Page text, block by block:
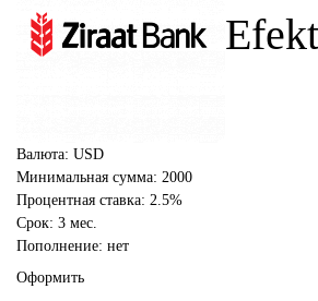
Валюта: USD
Минимальная сумма: 2000
Процентная ставка: 2.5%
Срок: 3 мес.
Пополнение: нет
Оформить